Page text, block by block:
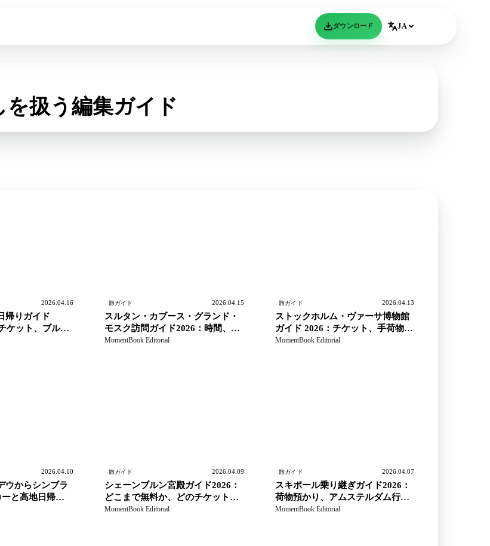
ダウンロード JA
扱う編集ガイド
2026.04.16
帰りガイド
ケット、ブルー
配分
旅ガイド 2026.04.15
スルタン・カブース・グランド・
モスク訪問ガイド2026：時間、服
装規定、公式情報の確認
MomentBook Editorial
旅ガイド 2026.04.13
ストックホルム・ヴァーサ博物館
ガイド 2026：チケット、手荷物、
行列、Vrak コンボ
MomentBook Editorial
2026.04.10
ウからシンブラ
と高地日帰り
旅ガイド 2026.04.09
シェーンブルン宮殿ガイド2026：
どこまで無料か、どのチケットを
買うべきか、Classic パスが本当に
MomentBook Editorial
旅ガイド 2026.04.07
スキポール乗り継ぎガイド2026：
荷物預かり、アムステルダム行き
列車、そして一番時間を失う保安
MomentBook Editorial